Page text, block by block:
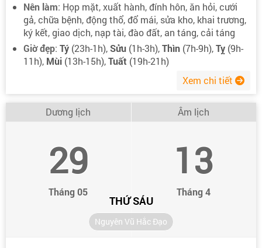
Nên làm: Họp mặt, xuất hành, đính hôn, ăn hỏi, cưới
gả, chữa bệnh, động thổ, đổ mái, sửa kho, khai trương,
ký kết, giao dịch, nạp tài, đào đất, an táng, cải táng
Giờ đẹp: Tý (23h-1h),Sửu (1h-3h),Thìn (7h-9h),Tỵ (9h-
11h), Mùi (13h-15h),Tuất (19h-21h)
Xem chi tiết
Dương lịch
29
Tháng 05
Âm lịch
13
Tháng 4
THỨ SÁU
Nguyên Vũ Hắc Đạo